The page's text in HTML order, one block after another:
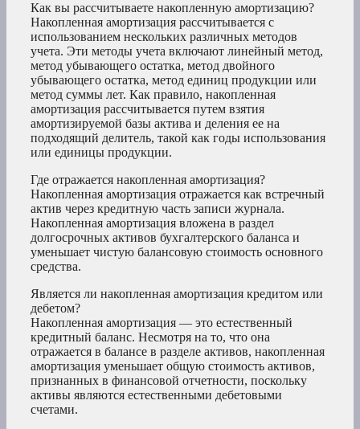
Как вы рассчитываете накопленную амортизацию?
Накопленная амортизация рассчитывается с
использованием нескольких различных методов
учета. Эти методы учета включают линейный метод,
метод убывающего остатка, метод двойного
убывающего остатка, метод единиц продукции или
метод суммы лет. Как правило, накопленная
амортизация рассчитывается путем взятия
амортизируемой базы актива и деления ее на
подходящий делитель, такой как годы использования
или единицы продукции.
Где отражается накопленная амортизация?
Накопленная амортизация отражается как встречный
актив через кредитную часть записи журнала.
Накопленная амортизация вложена в раздел
долгосрочных активов бухгалтерского баланса и
уменьшает чистую балансовую стоимость основного
средства.
Является ли накопленная амортизация кредитом или
дебетом?
Накопленная амортизация — это естественный
кредитный баланс. Несмотря на то, что она
отражается в балансе в разделе активов, накопленная
амортизация уменьшает общую стоимость активов,
признанных в финансовой отчетности, поскольку
активы являются естественными дебетовыми
счетами.